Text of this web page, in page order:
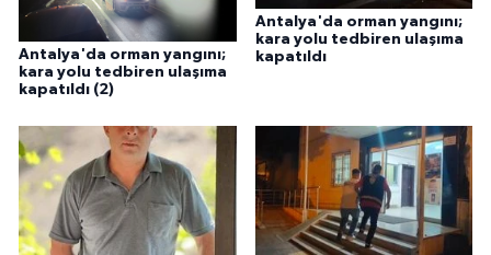
Antalya'da orman yangını;
kara yolu tedbiren ulaşıma
kapatıldı (2)
Antalya'da orman yangını;
kara yolu tedbiren ulaşıma
kapatıldı